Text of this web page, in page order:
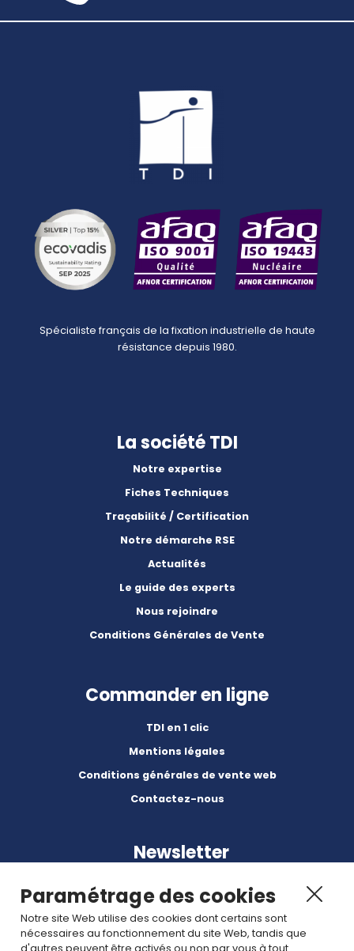
Spécialiste français de la fixation industrielle de haute
résistance depuis 1980.
La société TDI
Notre expertise
Fiches Techniques
Traçabilité / Certification
Notre démarche RSE
Actualités
Le guide des experts
Nous rejoindre
Conditions Générales de Vente
Commander en ligne
TDI en 1 clic
Mentions légales
Conditions générales de vente web
Contactez-nous
Newsletter
Paramétrage des cookies
Notre site Web utilise des cookies dont certains sont
nécessaires au fonctionnement du site Web, tandis que